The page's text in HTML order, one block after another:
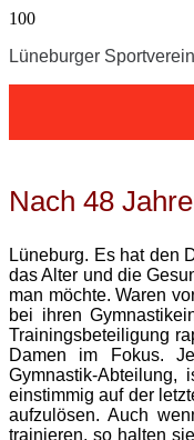
Lüneburger
Nach 48
Lüneburg. Es hat den
das Alter und die
man möchte. Waren
bei ihren
Trainingsbeteiligung
Damen im Fokus.
Gymnastik-Abteilung,
einstimmig auf der
aufzulösen. Auch
trainieren, so halten